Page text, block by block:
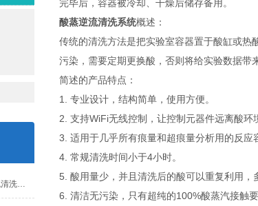
正确的操作步骤可确保酸蒸逆流清洗系统的清洗效果
完毕后，容器被冷却、干燥后储存备用。
酸蒸逆流清洗系统概述：
传统的清洗方法是把实验室容器置于酸缸或热
污染，需要定期更换酸，否则将给实验数据带
简述的产品特点：
1. 专业设计，结构简单，使用方便。
2. 支持WiFi无线控制，让控制元器件远离酸环
3. 适用于几乎所有痕量和超痕量分析用的反应
4. 常规清洗时间小于4小时。
5. 酸用量少，并且清洗后的酸可以重复利用，
6. 清洁无污染，只有超纯的100%酸蒸汽接触